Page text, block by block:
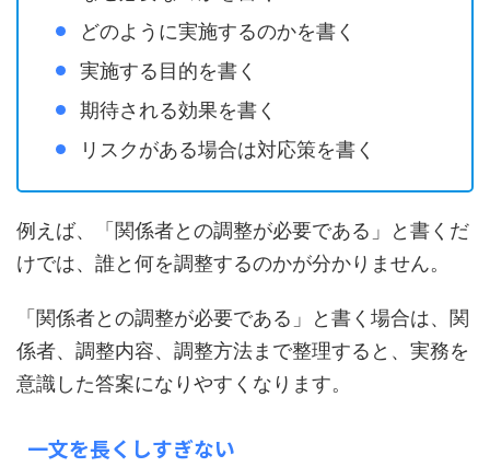
どのように実施するのかを書く
実施する目的を書く
期待される効果を書く
リスクがある場合は対応策を書く
例えば、「関係者との調整が必要である」と書くだ
けでは、誰と何を調整するのかが分かりません。
「関係者との調整が必要である」と書く場合は、関
係者、調整内容、調整方法まで整理すると、実務を
意識した答案になりやすくなります。
一文を長くしすぎない